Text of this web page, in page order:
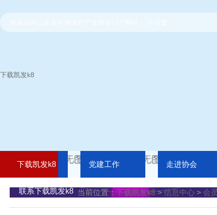
下载凯发k8
下载凯发k8 党建工作 走进协会
联系下载凯发k8 当前位置： 下载凯发k8>信息中心 > 会